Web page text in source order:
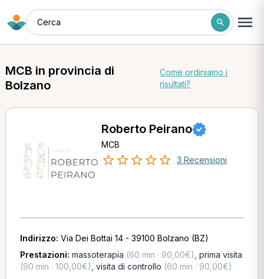
Cerca
MCB in provincia di
Bolzano
Come ordiniamo i
risultati?
Roberto Peirano
MCB
3 Recensioni
Indirizzo: Via Dei Bottai 14 - 39100 Bolzano (BZ)
Prestazioni: massoterapia (60 min · 90,00€) prima visita
(90 min · 100,00€) visita di controllo (60 min · 90,00€)